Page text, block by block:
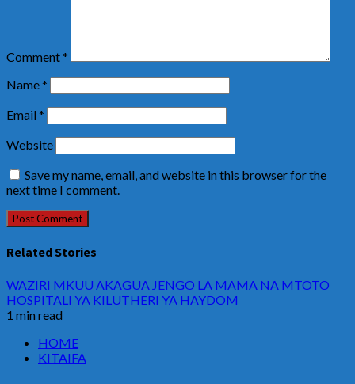
Comment*
Name*
Email*
Website
Save my name, email, and website in this browser for the
next time I comment.
Related Stories
WAZIRI MKUU AKAGUA JENGO LA MAMA NA MTOTO
HOSPITALI YA KILUTHERI YA HAYDOM
1 min read
HOME
KITAIFA